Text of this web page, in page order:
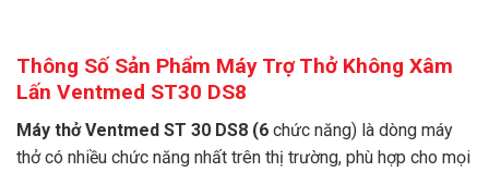
Thông Số Sản Phẩm Máy Trợ Thở Không Xâm
Lấn Ventmed ST30 DS8
Máy thở Ventmed ST 30 DS8 (6 chức năng) là dòng máy
thở có nhiều chức năng nhất trên thị trường, phù hợp cho mọi